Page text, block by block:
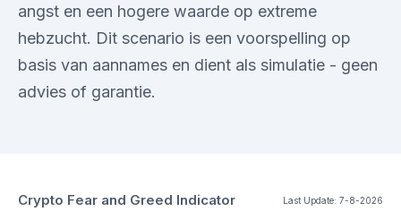
angst en een hogere waarde op extreme
hebzucht. Dit scenario is een voorspelling op
basis van aannames en dient als simulatie - geen
advies of garantie.
Crypto Fear and Greed Indicator Last Update: 7-8-2026